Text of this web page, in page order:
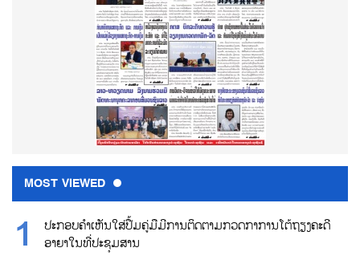
MOST VIEWED
ປະກອບຄຳເຫັນໃສ່ປື້ມຄູ່ມືມີການຕິດຕາມກວດກາການໂຕ້ຖຽງຄະດີ
ອາຍາໃນທີ່ປະຊຸມສານ